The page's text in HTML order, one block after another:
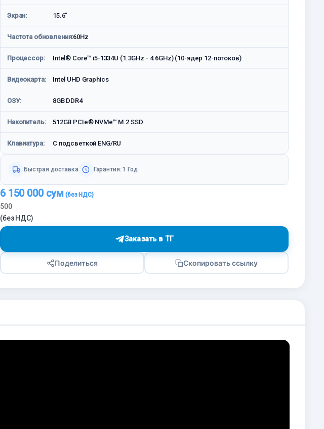
Экран: 15.6"
Частота обновления:60Hz
Процессор: Intel® Core™ i5-1334U (1.3GHz - 4.6GHz) (10-ядер 12-потоков)
Видеокарта: Intel UHD Graphics
ОЗУ: 8GB DDR4
Накопитель: 512GB PCIe® NVMe™ M.2 SSD
Клавиатура: С подсветкой ENG/RU
Быстрая доставка Гарантия: 1 Год
6 150 000 сум
500
(без НДС)
Заказать в ТГ
Поделиться Скопировать ссылку